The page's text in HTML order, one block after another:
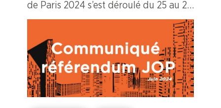
de Paris 2024 s’est déroulé du 25 au 27
juin 2024.